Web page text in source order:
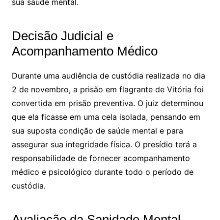
sua saúde mental.
Decisão Judicial e
Acompanhamento Médico
Durante uma audiência de custódia realizada no dia
2 de novembro, a prisão em flagrante de Vitória foi
convertida em prisão preventiva. O juiz determinou
que ela ficasse em uma cela isolada, pensando em
sua suposta condição de saúde mental e para
assegurar sua integridade física. O presídio terá a
responsabilidade de fornecer acompanhamento
médico e psicológico durante todo o período de
custódia.